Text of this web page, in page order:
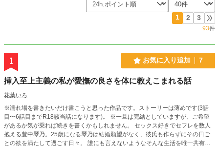
1 2 3
93件
1 お気に入り追加 7
挿入至上主義の私が愛撫の良さを体に教えこまれる話
花葉いろ
※濡れ場を書きたいだけ書こうと思った作品です。ストーリーは薄めです(3話
目〜6話目までR18該当話になります)。 ※一旦は完結としていますが、ご希望
があるか気が乗れば続きを書くかもしれません。 セックス好きでセフレを数人
抱える豊中琴乃。25歳になる琴乃は結婚願望がなく、彼氏も作らずにその日ご
との欲を満たして過ごす日々。 誰にも言えないようなそんな生活を唯一共有で